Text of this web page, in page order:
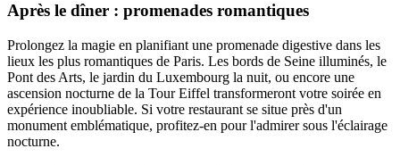
Après le dîner : promenades romantiques
Prolongez la magie en planifiant une promenade digestive dans les
lieux les plus romantiques de Paris. Les bords de Seine illuminés, le
Pont des Arts, le jardin du Luxembourg la nuit, ou encore une
ascension nocturne de la Tour Eiffel transformeront votre soirée en
expérience inoubliable. Si votre restaurant se situe près d'un
monument emblématique, profitez-en pour l'admirer sous l'éclairage
nocturne.